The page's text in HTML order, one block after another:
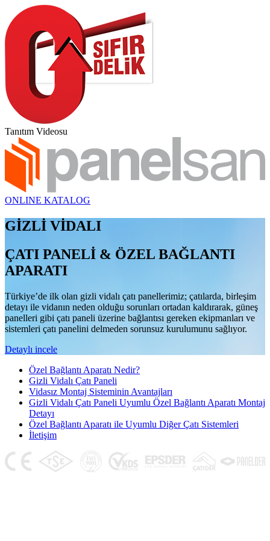
Tanıtım Videosu
ONLINE KATALOG
GİZLİ VİDALI
ÇATI PANELİ & ÖZEL BAĞLANTI
APARATI
Türkiye’de ilk olan gizli vidalı çatı panellerimiz; çatılarda, birleşim
detayı ile vidanın neden olduğu sorunları ortadan kaldırarak, güneş
panelleri gibi çatı paneli üzerine bağlantısı gereken ekipmanları ve
sistemleri çatı panelini delmeden sorunsuz kurulumunu sağlıyor.
Detaylı incele
Özel Bağlantı Aparatı Nedir?
Gizli Vidalı Çatı Paneli
Vidasız Montaj Sisteminin Avantajları
Gizli Vidalı Çatı Paneli Uyumlu Özel Bağlantı Aparatı Montaj
Detayı
Özel Bağlantı Aparatı ile Uyumlu Diğer Çatı Sistemleri
İletişim